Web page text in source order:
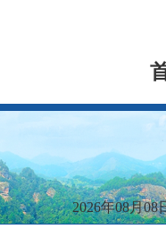
2026年08月08